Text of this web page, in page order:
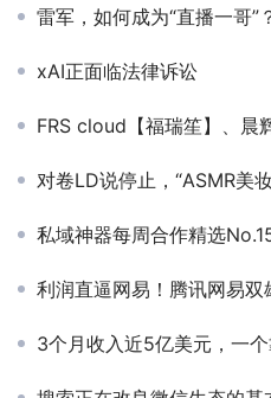
雷军，如何成为“直播一哥”
xAI正面临法律诉讼
FRS cloud【福瑞笙】、晨辉翻译 确认入驻
对卷LD说停止，“ASMR美妆+小游戏”的
私域神器每周合作精选No.154｜中东本土休闲游戏寻发行联运投资；
利润直逼网易！腾讯网易双雄格
3个月收入近5亿美元，一